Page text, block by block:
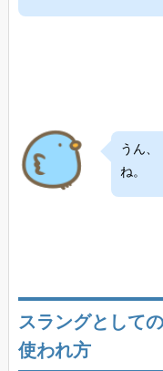
うん、
ね。
スラングとして
使われ方